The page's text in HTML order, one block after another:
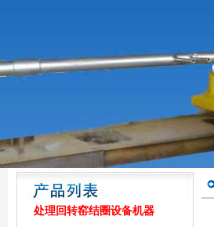
处理回转窑结圈设备机器